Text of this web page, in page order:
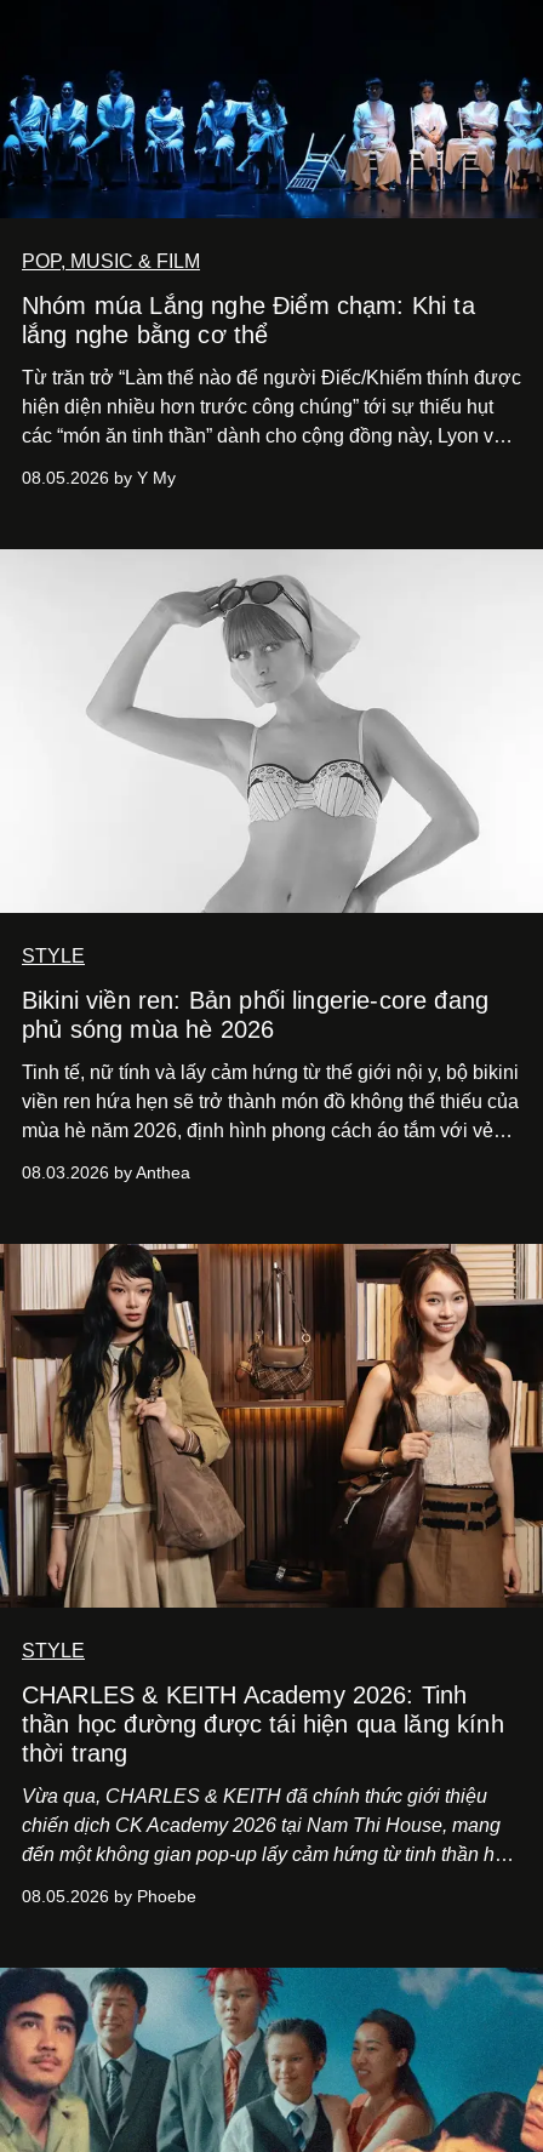
POP, MUSIC & FILM
Nhóm múa Lắng nghe Điểm chạm: Khi ta
lắng nghe bằng cơ thể
Từ trăn trở “Làm thế nào để người Điếc/Khiếm thính được
hiện diện nhiều hơn trước công chúng” tới sự thiếu hụt
các “món ăn tinh thần” dành cho cộng đồng này, Lyon và
phẩm múa đương đại thành hiện thực, mang tên Lắng
08.05.2026 by Y My
STYLE
Bikini viền ren: Bản phối lingerie-core đang
phủ sóng mùa hè 2026
Tinh tế, nữ tính và lấy cảm hứng từ thế giới nội y, bộ bikini
viền ren hứa hẹn sẽ trở thành món đồ không thể thiếu của
mùa hè năm 2026, định hình phong cách áo tắm với vẻ
08.03.2026 by Anthea
STYLE
CHARLES & KEITH Academy 2026: Tinh
thần học đường được tái hiện qua lăng kính
thời trang
Vừa qua, CHARLES & KEITH đã chính thức giới thiệu
chiến dịch CK Academy 2026 tại Nam Thi House, mang
đến một không gian pop-up lấy cảm hứng từ tinh thần học
sống của thế hệ Gen Z giao thoa trong một trải nghiệm đa
08.05.2026 by Phoebe